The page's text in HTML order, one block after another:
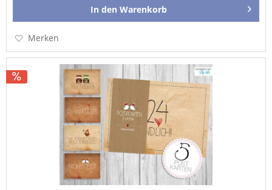
In den Warenkorb
Merken